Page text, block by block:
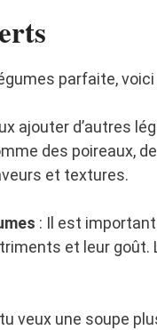
parfaite,
ajouter d’autres
des poireaux,
et textures.
: Il est
et leur
veux une soupe